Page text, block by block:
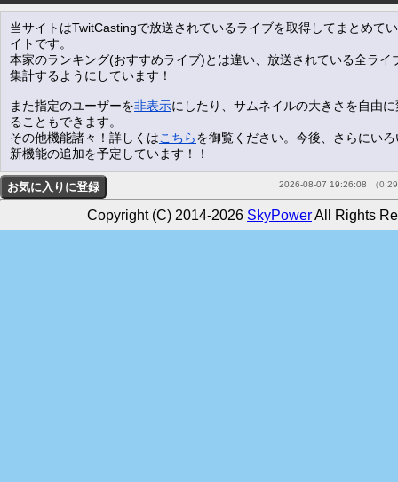
当サイトはTwitCastingで放送されているライブを取得してまとめて
イトです。
本家のランキング(おすすめライブ)とは違い、放送されている全ライ
集計するようにしています！
また指定のユーザーを非表示にしたり、サムネイルの大きさを自由
ることもできます。
その他機能諸々！詳しくはこちらを御覧ください。今後、さらにい
新機能の追加を予定しています！！
2026-08-07 19:26:08 （
Copyright (C) 2014-2026 SkyPowerAll Rights